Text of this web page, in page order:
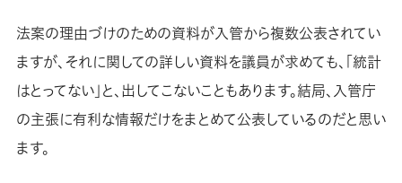
法案の理由づけのための資料が入管から複数公表されてい
ますが、それに関しての詳しい資料を議員が求めても、「統計
はとってない」と、出してこないこともあります。結局、入管庁
の主張に有利な情報だけをまとめて公表しているのだと思い
ます。